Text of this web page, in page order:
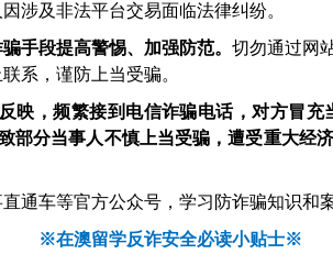
涉及非法平台交易面临法律纠纷。
手段提高警惕、加强防范。 切勿通过网
系，谨防上当受骗。
映，频繁接到电信诈骗电话，对方冒
部分当事人不慎上当受骗，遭受重大经
车等官方公众号，学习防诈骗知识和
※在澳留学反诈安全必读小贴士※